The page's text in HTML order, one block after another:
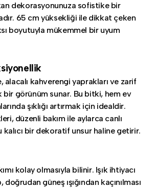
dekorasyonunuza sofistike bir
65 cm yüksekliği ile dikkat çeken
boyutuyla mükemmel bir uyum
kahverengi yaprakları ve zarif
görünüm sunar. Bu bitki, hem ev
şıklığı artırmak için idealdir.
düzenli bakım ile aylarca canlı
kalıcı bir dekoratif unsur haline getirir.
kolay olmasıyla bilinir. Işık ihtiyacı
güneş ışığından kaçınılması